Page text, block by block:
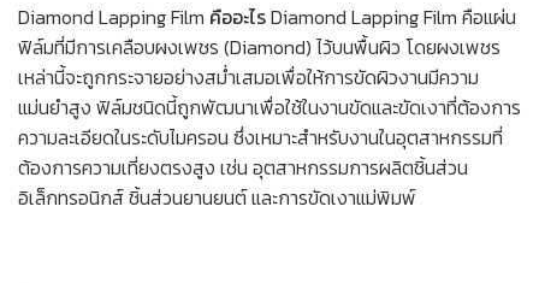
Diamond Lapping Film คืออะไรDiamond Lapping Film คือแผ่น
ฟิล์มที่มีการเคลือบผงเพชร (Diamond) ไว้บนพื้นผิว โดยผงเพชร
เหล่านี้จะถูกกระจายอย่างสม่ำเสมอเพื่อให้การขัดผิวงานมีความ
แม่นยำสูง ฟิล์มชนิดนี้ถูกพัฒนาเพื่อใช้ในงานขัดและขัดเงาที่ต้องการ
ความละเอียดในระดับไมครอน ซึ่งเหมาะสำหรับงานในอุตสาหกรรมที่
ต้องการความเที่ยงตรงสูง เช่น อุตสาหกรรมการผลิตชิ้นส่วน
อิเล็กทรอนิกส์ ชิ้นส่วนยานยนต์ และการขัดเงาแม่พิมพ์